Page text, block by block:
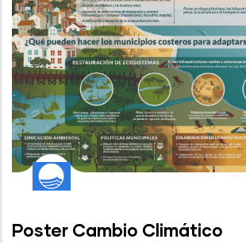
Poster Cambio Climático